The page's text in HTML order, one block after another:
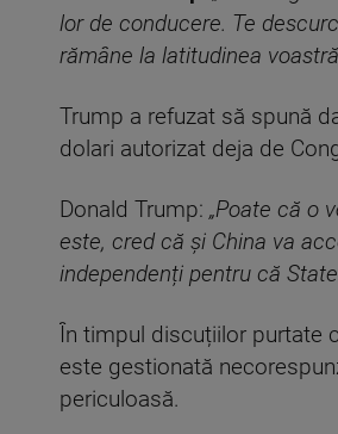
lor de conducere. Te
rămâne la latitudinea
Trump a refuzat să spună
dolari autorizat deja de
Donald Trump: „Poate că o
este, cred că și China va
independenți pentru că
În timpul discuțiilor purtate
este gestionată
periculoasă.